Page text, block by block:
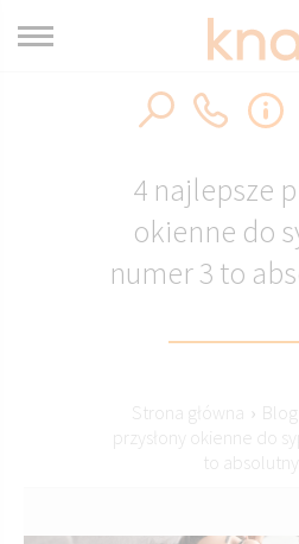
4 najlepsze
okienne do
numer 3 to
Strona główna › Blog
przysłony okienne do
to